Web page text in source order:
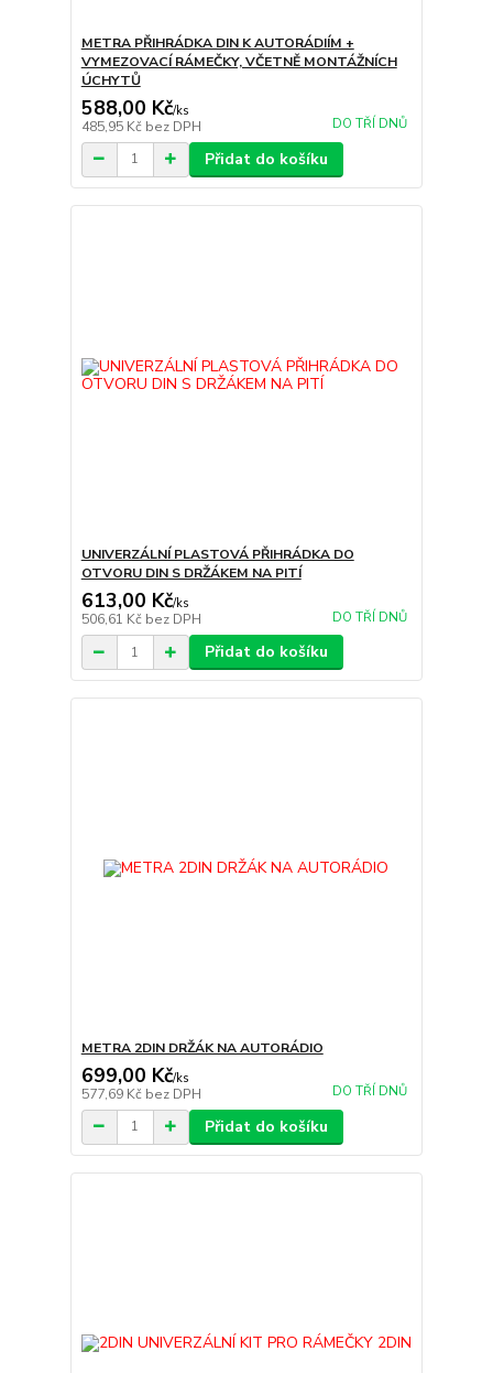
METRA PŘIHRÁDKA DIN K AUTORÁDIÍM +
VYMEZOVACÍ RÁMEČKY, VČETNĚ MONTÁŽNÍCH
ÚCHYTŮ
588,00 Kč/ks
485,95 Kč bez DPH DO TŘÍ DNŮ
Přidat do košíku
UNIVERZÁLNÍ PLASTOVÁ PŘIHRÁDKA DO
OTVORU DIN S DRŽÁKEM NA PITÍ
613,00 Kč/ks
506,61 Kč bez DPH DO TŘÍ DNŮ
Přidat do košíku
METRA 2DIN DRŽÁK NA AUTORÁDIO
699,00 Kč/ks
577,69 Kč bez DPH DO TŘÍ DNŮ
Přidat do košíku